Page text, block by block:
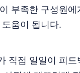
부족한 구성원
움이 됩니다.
직접 일일이 피